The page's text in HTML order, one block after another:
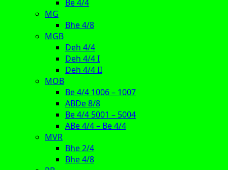
Be 4/4
MG
Bhe 4/8
MGB
Deh 4/4
Deh 4/4 I
Deh 4/4 II
MOB
Be 4/4 1006 – 1007
ABDe 8/8
Be 4/4 5001 – 5004
ABe 4/4 – Be 4/4
MVR
Bhe 2/4
Bhe 4/8